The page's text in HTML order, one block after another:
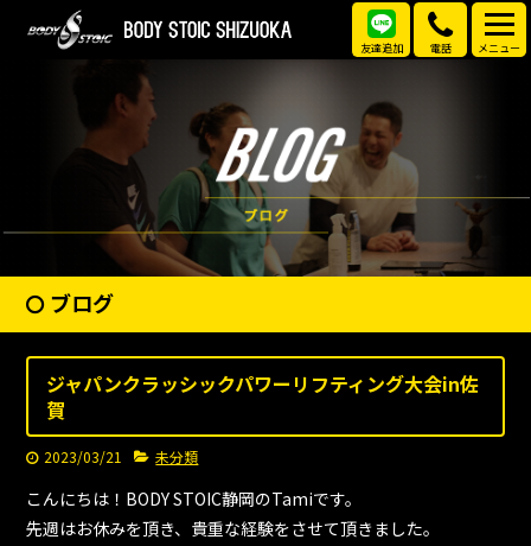
友達追加 電話 メニュー
ブログ
ジャパンクラッシックパワーリフティング大会in佐
賀
2023/03/21 未分類
こんにちは！BODY STOIC静岡のTamiです。
先週はお休みを頂き、貴重な経験をさせて頂きました。